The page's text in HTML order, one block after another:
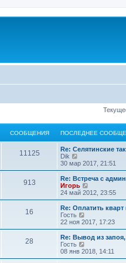
СООБЩЕНИЯ ПОСЛЕДНЕЕ
11125
Re: Селятинские
Dik
е
р
е
т
п
о
с
е
д
н
е
30 мар 2017, 21:51
913
Re: Встреча с
Игорь
е
р
е
т
п
о
с
24 май 2012, 23:55
16
Re: Оплатить кварт
Гость
е
р
е
т
22 ноя 2017, 17:23
28
Re: Вывод из
Гость
е
р
08 янв 2018, 14:11